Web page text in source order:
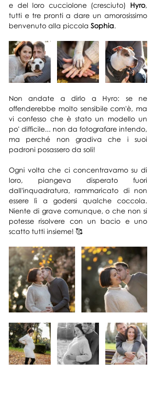
e del loro cucciolone (cresciuto) Hyro,
tutti e tre pronti a dare un amorosissimo
benvenuto alla piccola Sophia.
Non andate a dirlo a Hyro: se ne
offenderebbe molto sensibile com'è, ma
vi confesso che è stato un modello un
po' difficile... non da fotografare intendo,
ma perché non gradiva che i suoi
padroni posassero da soli!
Ogni volta che ci concentravamo su di
loro, piangeva disperato fuori
dall'inquadratura, rammaricato di non
essere lì a godersi qualche coccola.
Niente di grave comunque, o che non si
potesse risolvere con un bacio e uno
scatto tutti insieme! 🥰